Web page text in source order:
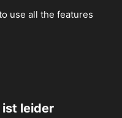
use all the features
ist leider